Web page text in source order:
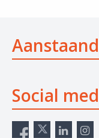
Social